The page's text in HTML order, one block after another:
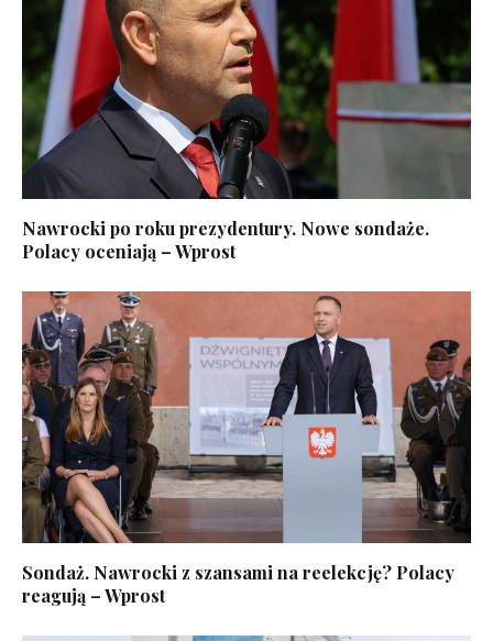
Nawrocki po roku prezydentury. Nowe sondaże.
Polacy oceniają – Wprost
Sondaż. Nawrocki z szansami na reelekcję? Polacy
reagują – Wprost